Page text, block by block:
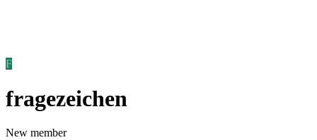
F
fragezeichen
New member